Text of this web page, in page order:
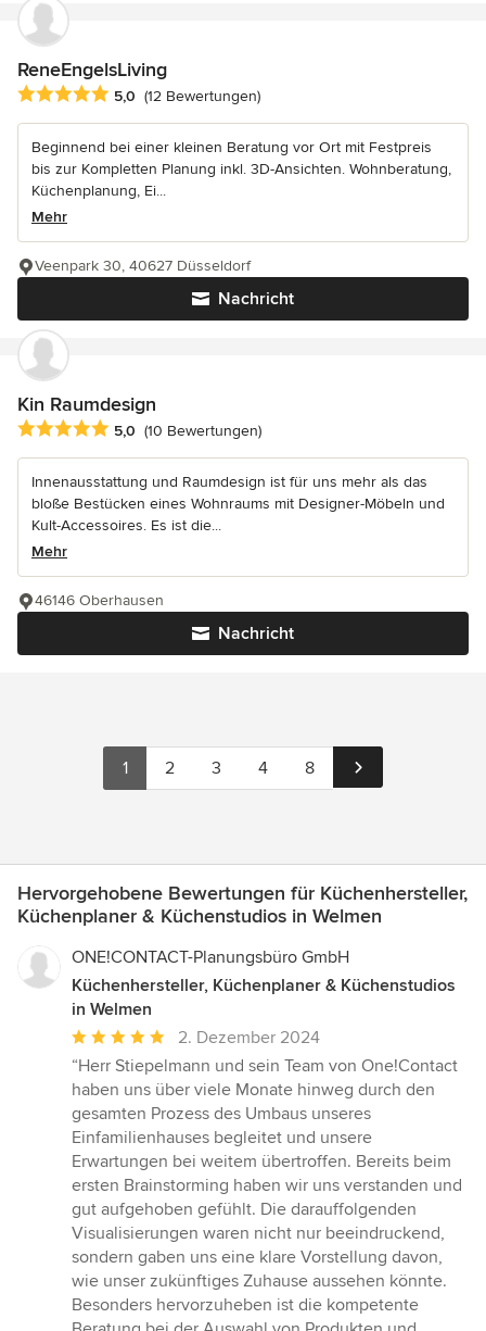
ReneEngelsLiving
Durchschnittliche Bewertung: 5 von 5 Sternen
5,0 (12 Bewertungen)
Beginnend bei einer kleinen Beratung vor Ort mit Festpreis
bis zur Kompletten Planung inkl. 3D-Ansichten. Wohnberatung,
Küchenplanung, Ei...
Mehr
Nachricht
Veenpark 30, 40627 Düsseldorf
Kin Raumdesign
Durchschnittliche Bewertung: 5 von 5 Sternen
5,0 (10 Bewertungen)
Innenausstattung und Raumdesign ist für uns mehr als das
bloße Bestücken eines Wohnraums mit Designer-Möbeln und
Kult-Accessoires. Es ist die...
Mehr
Nachricht
46146 Oberhausen
1 2 3 4 8
Hervorgehobene Bewertungen für Küchenhersteller,
Küchenplaner & Küchenstudios in Welmen
ONE!CONTACT-Planungsbüro GmbH
Küchenhersteller, Küchenplaner & Küchenstudios
in Welmen
Durchschnittliche
Bewertung:
5
von
5
Sternen
2. Dezember 2024
“Herr Stiepelmann und sein Team von One!Contact
haben uns über viele Monate hinweg durch den
gesamten Prozess des Umbaus unseres
Einfamilienhauses begleitet und unsere
Erwartungen bei weitem übertroffen. Bereits beim
ersten Brainstorming haben wir uns verstanden und
gut aufgehoben gefühlt. Die darauffolgenden
Visualisierungen waren nicht nur beeindruckend,
sondern gaben uns eine klare Vorstellung davon,
wie unser zukünftiges Zuhause aussehen könnte.
Besonders hervorzuheben ist die kompetente